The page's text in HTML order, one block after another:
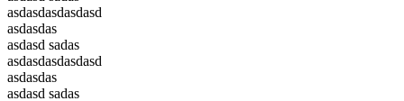
asdasdasdasdasd
asdasdas
asdasd sadas
asdasdasdasdasd
asdasdas
asdasd sadas